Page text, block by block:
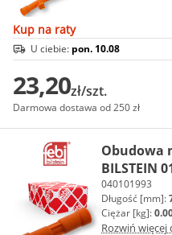
Kup na raty
U ciebie: pon. 10.08
23,20zł/szt.
Darmowa dostawa od 250 zł
Obudowa
BILSTEIN
040101993
Długość [mm]:
Ciężar [kg]:
Rozwiń więcej